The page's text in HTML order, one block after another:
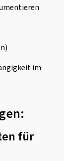
im
für